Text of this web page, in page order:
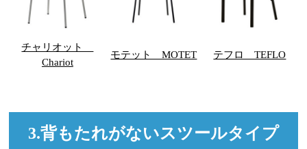
チャリオット
Chariot
モテット MOTET テフロ TEFLO
3.背もたれがないスツールタイプ